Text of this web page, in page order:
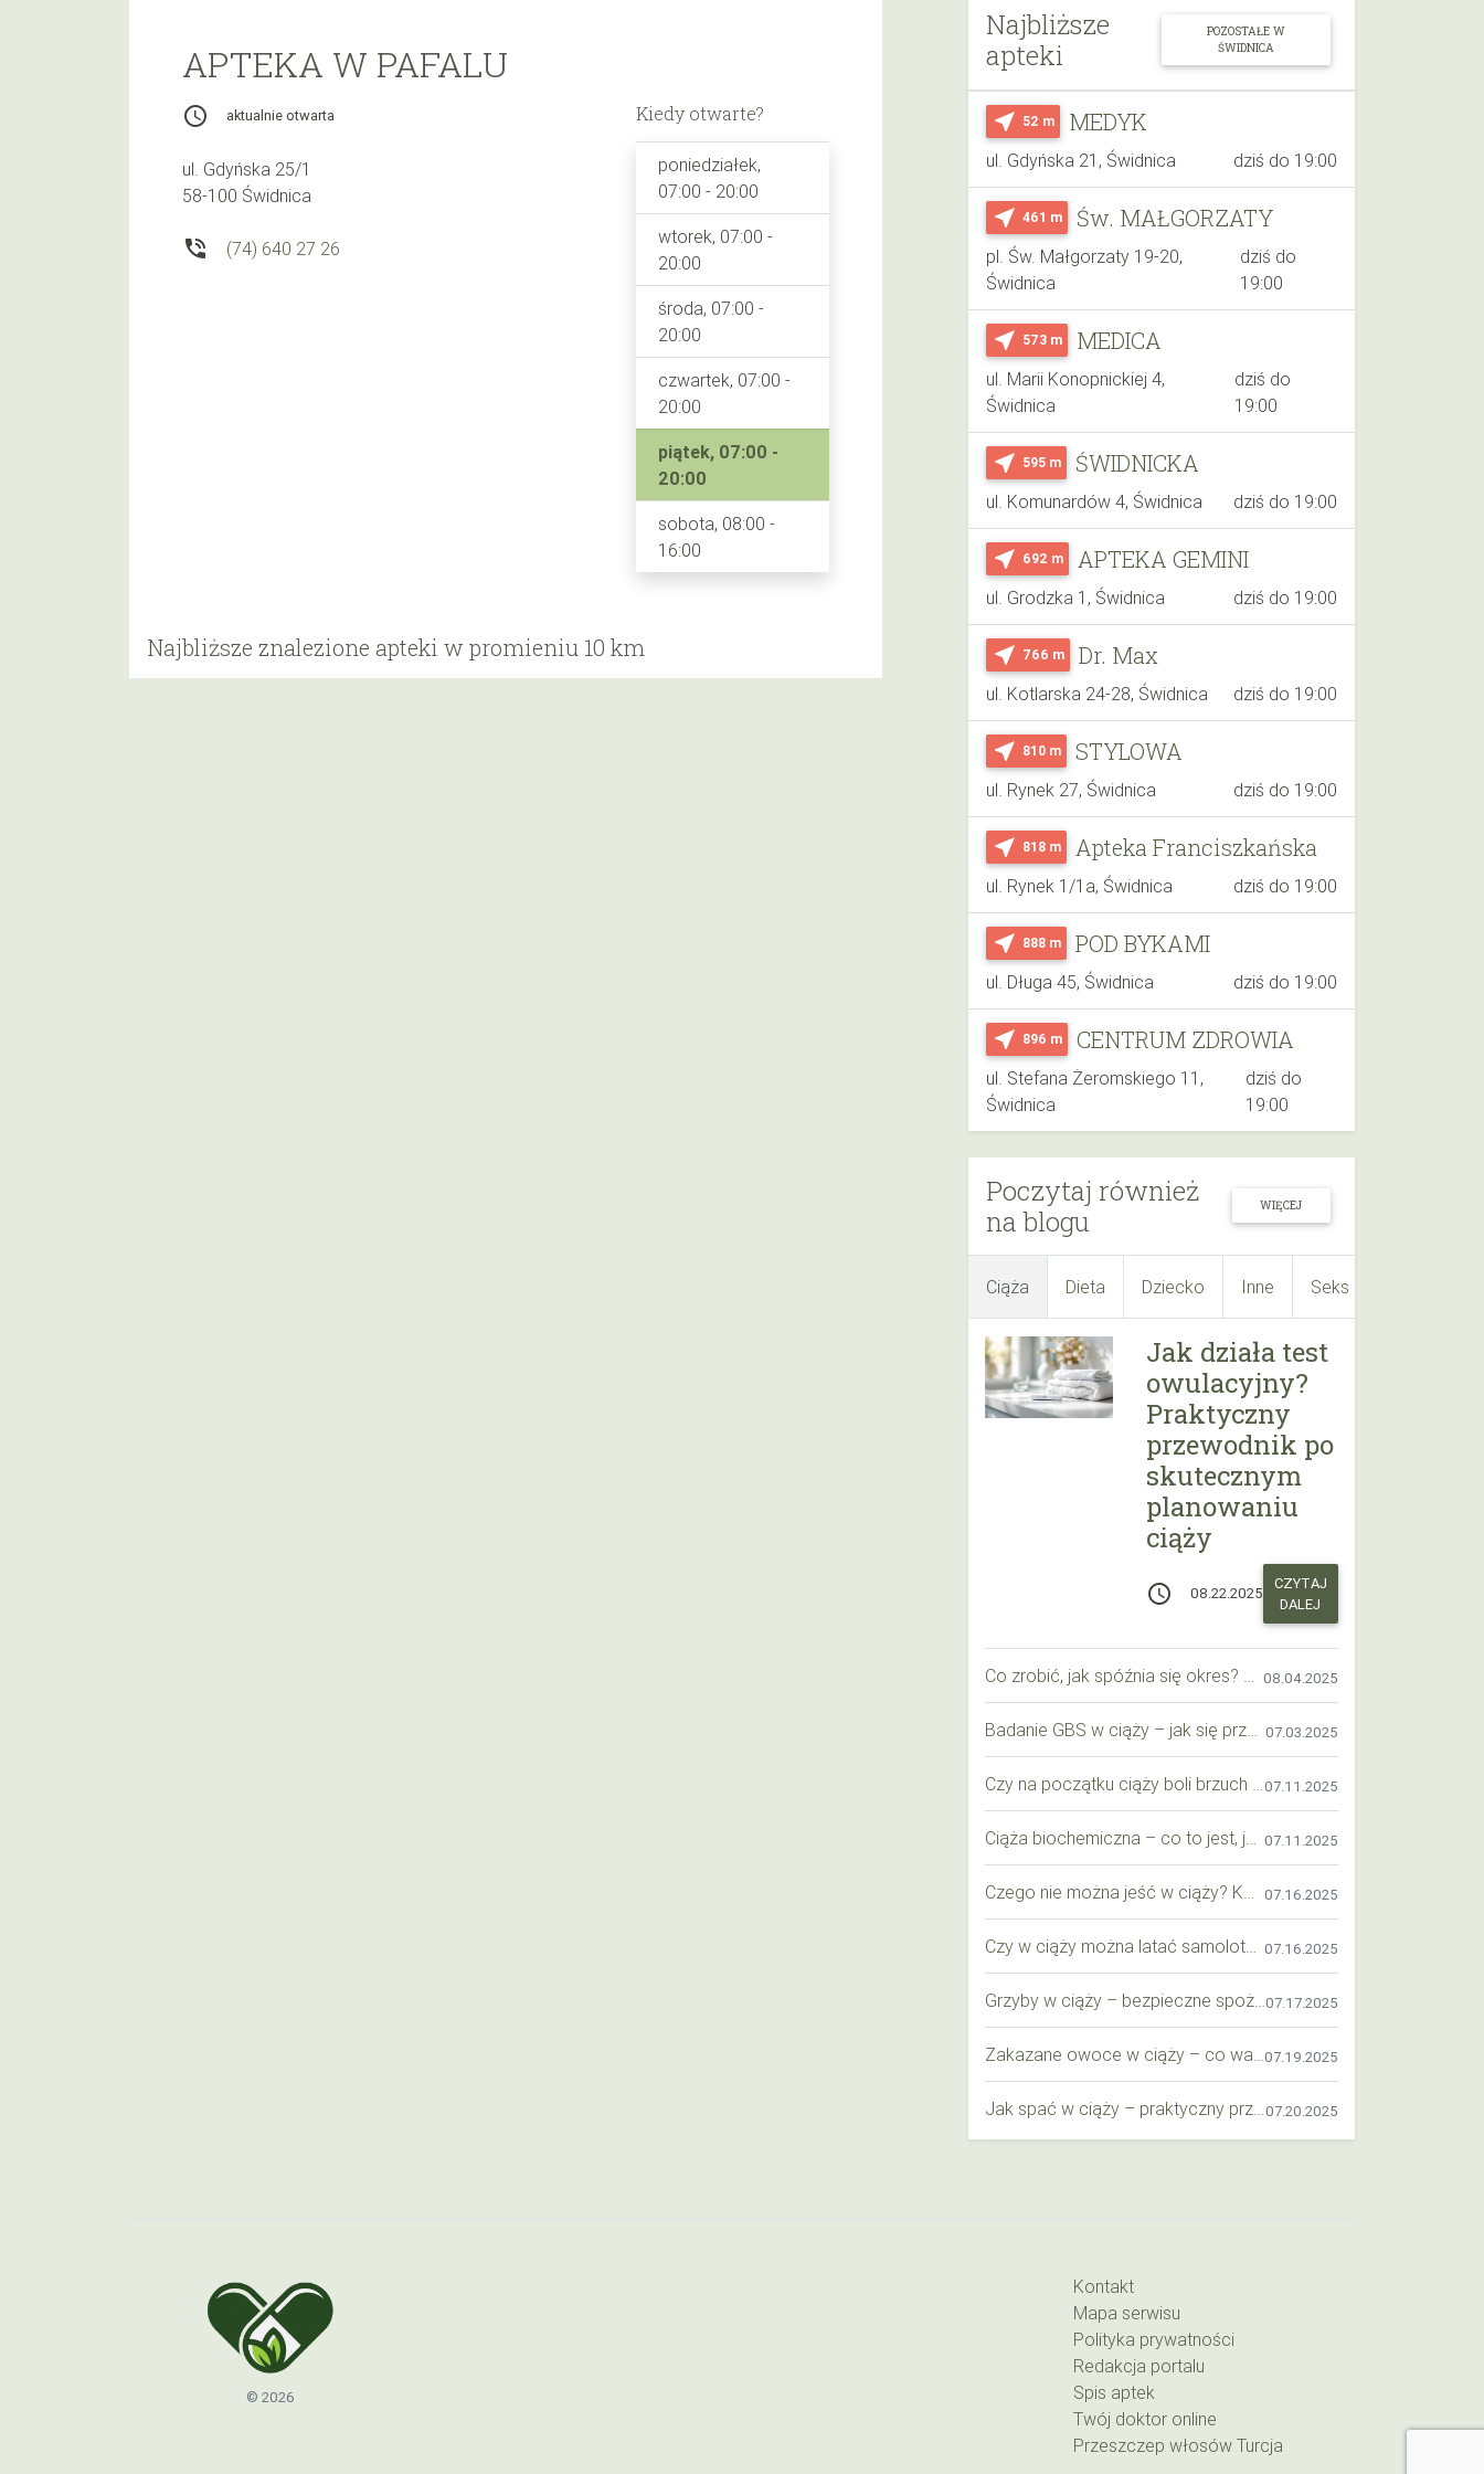
Najbliższe
apteki
POZOSTAŁE W
ŚWIDNICA
near_me 52 m MEDYK
ul. Gdyńska 21, Świdnica dziś do 19:00
near_me 461 m Św. MAŁGORZATY
pl. Św. Małgorzaty 19-20,
Świdnica
dziś do
19:00
near_me 573 m MEDICA
ul. Marii Konopnickiej 4,
Świdnica
dziś do
19:00
near_me 595 m ŚWIDNICKA
ul. Komunardów 4, Świdnica dziś do 19:00
near_me 692 m APTEKA GEMINI
ul. Grodzka 1, Świdnica dziś do 19:00
near_me 766 m Dr. Max
ul. Kotlarska 24-28, Świdnica dziś do 19:00
near_me 810 m STYLOWA
ul. Rynek 27, Świdnica dziś do 19:00
near_me 818 m Apteka Franciszkańska
ul. Rynek 1/1a, Świdnica dziś do 19:00
near_me 888 m POD BYKAMI
ul. Długa 45, Świdnica dziś do 19:00
near_me 896 m CENTRUM ZDROWIA
ul. Stefana Żeromskiego 11,
Świdnica
dziś do
19:00
Poczytaj również
na blogu
WIĘCEJ
Ciąża Dieta Dziecko Inne Seks
Jak działa test
owulacyjny?
Praktyczny
przewodnik po
skutecznym
planowaniu
ciąży
access_time 08.22.2025
CZYTAJ
DALEJ
08.04.2025
07.03.2025
07.11.2025
07.11.2025
07.16.2025
07.16.2025
07.17.2025
07.19.2025
07.20.2025
APTEKA W PAFALU
access_time aktualnie otwarta
ul. Gdyńska 25/1
58-100 Świdnica
phone_in_talk (74) 640 27 26
Kiedy otwarte?
poniedziałek,
07:00 - 20:00
wtorek, 07:00 -
20:00
środa, 07:00 -
20:00
czwartek, 07:00 -
20:00
piątek, 07:00 -
20:00
sobota, 08:00 -
16:00
Najbliższe znalezione apteki w promieniu 10 km
© 2026
Kontakt
Mapa serwisu
Polityka prywatności
Redakcja portalu
Spis aptek
Twój doktor online
Przeszczep włosów Turcja